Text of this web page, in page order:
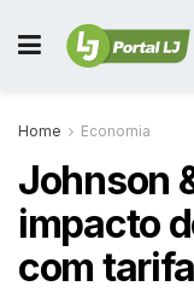
Home Economia
Johnson
impacto
com